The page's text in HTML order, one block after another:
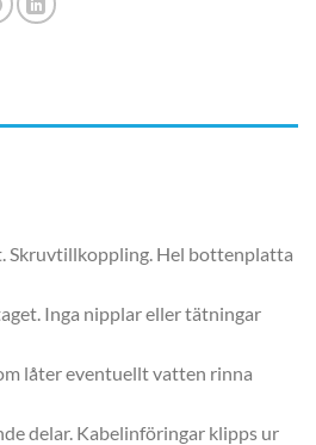
Skruvtillkoppling. Hel bottenplatta
Inga nipplar eller tätningar
låter eventuellt vatten rinna
delar. Kabelinföringar klipps ur